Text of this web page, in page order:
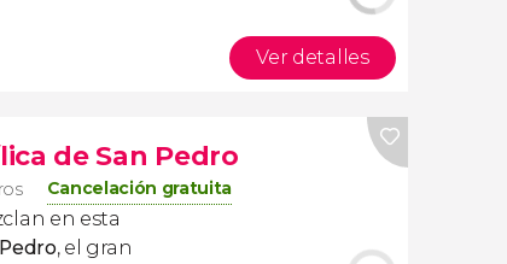
Ver detalles
de San Pedro
Cancelación gratuita
en esta
, el gran